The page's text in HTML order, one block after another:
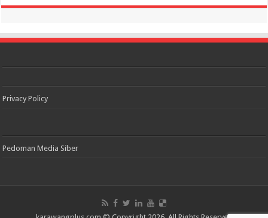
Privacy Policy
Pedoman Media Siber